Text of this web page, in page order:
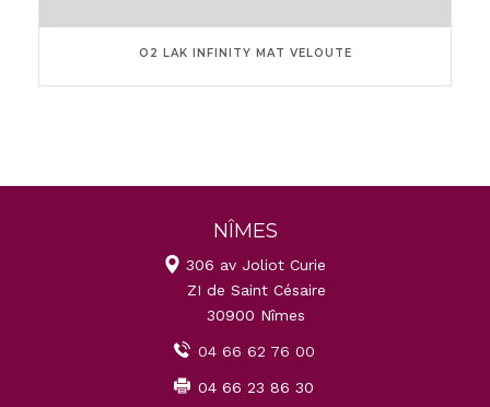
O2 LAK INFINITY MAT VELOUTE
NÎMES
306 av Joliot Curie
ZI de Saint Césaire
30900 Nîmes
04 66 62 76 00
04 66 23 86 30